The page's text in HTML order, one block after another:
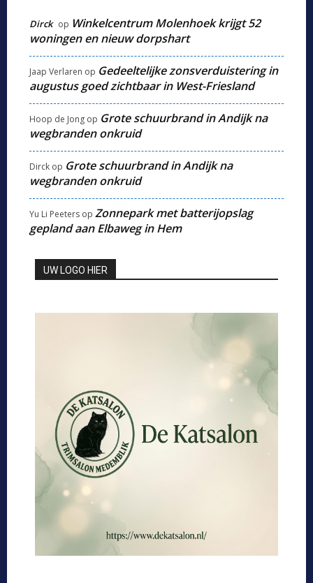
Dirck op Winkelcentrum Molenhoek krijgt 52
woningen en nieuw dorpshart
Jaap Verlaren op Gedeeltelijke zonsverduistering in
augustus goed zichtbaar in West-Friesland
Hoop de Jong op Grote schuurbrand in Andijk na
wegbranden onkruid
Dirck op Grote schuurbrand in Andijk na
wegbranden onkruid
Yu Li Peeters op Zonnepark met batterijopslag
gepland aan Elbaweg in Hem
UW LOGO HIER